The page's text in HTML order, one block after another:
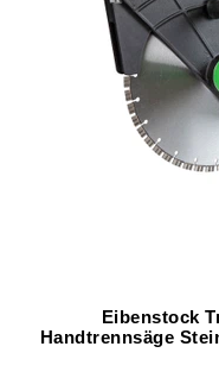
Eibenstock
Handtrennsäge